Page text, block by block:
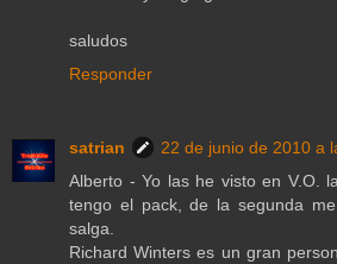
saludos
Responder
satrian
22 de junio de 2010 a
Alberto - Yo las he visto en V.O.
tengo el pack, de la segunda
salga.
Richard Winters es un gran